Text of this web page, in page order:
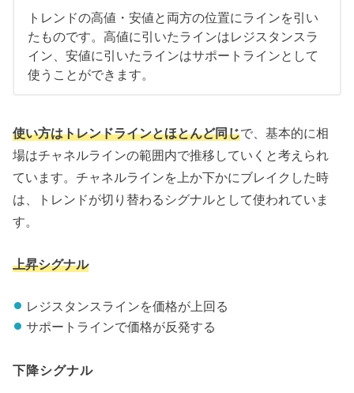
トレンドの高値・安値と両方の位置にラインを引い
たものです。高値に引いたラインはレジスタンスラ
イン、安値に引いたラインはサポートラインとして
使うことができます。
使い方はトレンドラインとほとんど同じで、基本的に相
場はチャネルラインの範囲内で推移していくと考えられ
ています。チャネルラインを上か下かにブレイクした時
は、トレンドが切り替わるシグナルとして使われていま
す。
上昇シグナル
レジスタンスラインを価格が上回る
サポートラインで価格が反発する
下降シグナル